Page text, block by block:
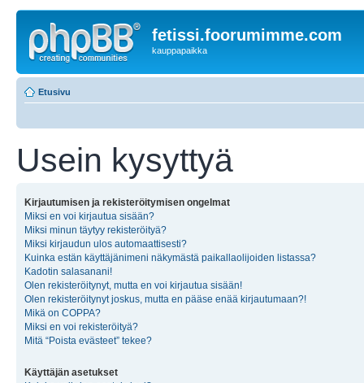
fetissi.foorumimme.com
kauppapaikka
Etusivu
Usein kysyttyä
Kirjautumisen ja rekisteröitymisen ongelmat
Miksi en voi kirjautua sisään?
Miksi minun täytyy rekisteröityä?
Miksi kirjaudun ulos automaattisesti?
Kuinka estän käyttäjänimeni näkymästä paikallaolijoiden listassa?
Kadotin salasanani!
Olen rekisteröitynyt, mutta en voi kirjautua sisään!
Olen rekisteröitynyt joskus, mutta en pääse enää kirjautumaan?!
Mikä on COPPA?
Miksi en voi rekisteröityä?
Mitä “Poista evästeet” tekee?
Käyttäjän asetukset